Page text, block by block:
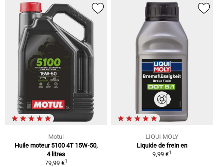
Motul
Huile moteur 5100 4T 15W-50,
4 litres
79,99 €1
LIQUI MOLY
Liquide de frein en
9,99 €1